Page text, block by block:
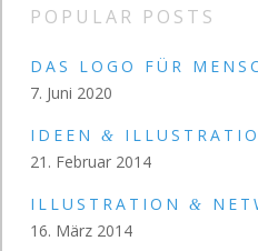
POPULAR POSTS
DAS LOGO FÜR
7. Juni 2020
IDEEN
&
21. Februar 2014
ILLUSTRATION
&
16. März 2014